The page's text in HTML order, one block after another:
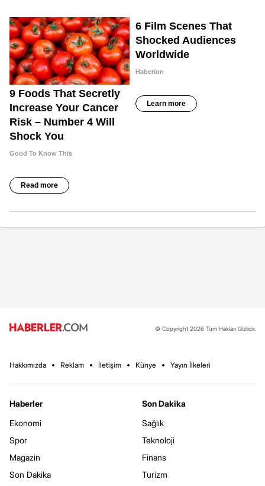
© Copyright 2026 Tüm Hakları Gizlidir.
Hakkımızda Reklam İletişim Künye Yayın İlkeleri
Haberler
Ekonomi
Spor
Magazin
Son Dakika
Son Dakika
Sağlık
Teknoloji
Finans
Turizm